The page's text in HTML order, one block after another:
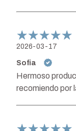
2026-03-17
Sofia
Hermoso
recomiendo por